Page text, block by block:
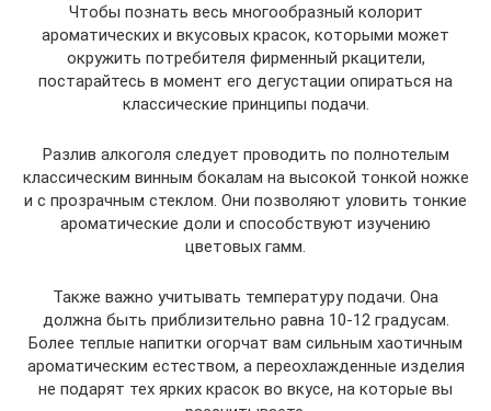
Чтобы познать весь многообразный колорит
ароматических и вкусовых красок, которыми может
окружить потребителя фирменный ркацители,
постарайтесь в момент его дегустации опираться на
классические принципы подачи.
Разлив алкоголя следует проводить по полнотелым
классическим винным бокалам на высокой тонкой ножке
и с прозрачным стеклом. Они позволяют уловить тонкие
ароматические доли и способствуют изучению
цветовых гамм.
Также важно учитывать температуру подачи. Она
должна быть приблизительно равна 10-12 градусам.
Более теплые напитки огорчат вам сильным хаотичным
ароматическим естеством, а переохлажденные изделия
не подарят тех ярких красок во вкусе, на которые вы